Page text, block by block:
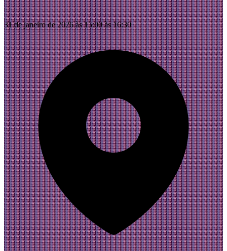
31 de janeiro de 2026 às 15:00 às 16:30